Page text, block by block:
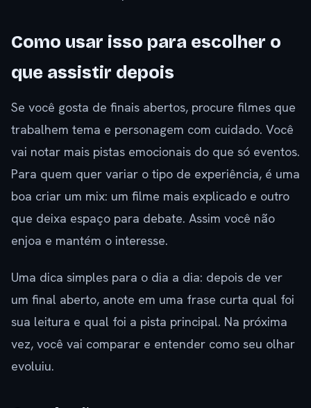
Como usar isso para escolher o
que assistir depois
Se você gosta de finais abertos, procure filmes que
trabalhem tema e personagem com cuidado. Você
vai notar mais pistas emocionais do que só eventos.
Para quem quer variar o tipo de experiência, é uma
boa criar um mix: um filme mais explicado e outro
que deixa espaço para debate. Assim você não
enjoa e mantém o interesse.
Uma dica simples para o dia a dia: depois de ver
um final aberto, anote em uma frase curta qual foi
sua leitura e qual foi a pista principal. Na próxima
vez, você vai comparar e entender como seu olhar
evoluiu.